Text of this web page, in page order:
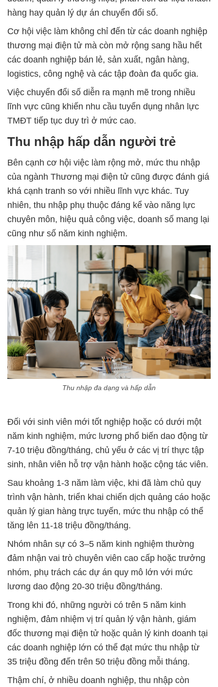
hàng hay quản lý dự án chuyển đổi số.
Cơ hội việc làm không chỉ đến từ các doanh nghiệp
thương mại điện tử mà còn mở rộng sang hầu hết
các doanh nghiệp bán lẻ, sản xuất, ngân hàng,
logistics, công nghệ và các tập đoàn đa quốc gia.
Việc chuyển đổi số diễn ra mạnh mẽ trong nhiều
lĩnh vực cũng khiến nhu cầu tuyển dụng nhân lực
TMĐT tiếp tục duy trì ở mức cao.
Thu nhập hấp dẫn người trẻ
Bên cạnh cơ hội việc làm rộng mở, mức thu nhập
của ngành Thương mại điện tử cũng được đánh giá
khá cạnh tranh so với nhiều lĩnh vực khác. Tuy
nhiên, thu nhập phụ thuộc đáng kể vào năng lực
chuyên môn, hiệu quả công việc, doanh số mang lại
cũng như số năm kinh nghiệm.
Thu nhập đa dạng và hấp dẫn
Đối với sinh viên mới tốt nghiệp hoặc có dưới một
năm kinh nghiệm, mức lương phổ biến dao động từ
7-10 triệu đồng/tháng, chủ yếu ở các vị trí thực tập
sinh, nhân viên hỗ trợ vận hành hoặc cộng tác viên.
Sau khoảng 1-3 năm làm việc, khi đã làm chủ quy
trình vận hành, triển khai chiến dịch quảng cáo hoặc
quản lý gian hàng trực tuyến, mức thu nhập có thể
tăng lên 11-18 triệu đồng/tháng.
Nhóm nhân sự có 3–5 năm kinh nghiệm thường
đảm nhận vai trò chuyên viên cao cấp hoặc trưởng
nhóm, phụ trách các dự án quy mô lớn với mức
lương dao động 20-30 triệu đồng/tháng.
Trong khi đó, những người có trên 5 năm kinh
nghiệm, đảm nhiệm vị trí quản lý vận hành, giám
đốc thương mại điện tử hoặc quản lý kinh doanh tại
các doanh nghiệp lớn có thể đạt mức thu nhập từ
35 triệu đồng đến trên 50 triệu đồng mỗi tháng.
Thậm chí, ở nhiều doanh nghiệp, thu nhập còn